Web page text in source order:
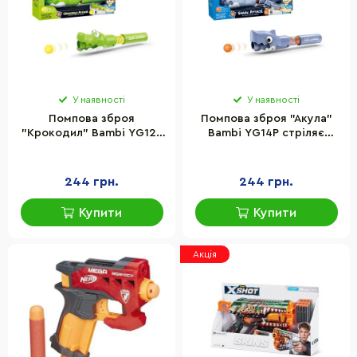
У наявності
Помпова зброя
"Крокодил" Bambi YG12P
244 грн.
Купити
У наявності
Помпова зброя "Акула"
Bambi YG14P стріляє
244 грн.
Купити
Акція